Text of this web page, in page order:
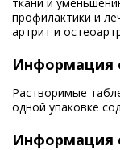
профилактики и
артрит и
Информация
Растворимые
одной упаковке
Информация